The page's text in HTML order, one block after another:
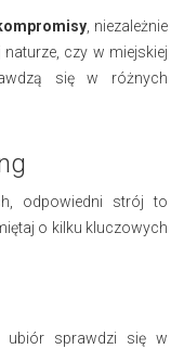
, niezależnie
czy w miejskiej
się w różnych
odpowiedni strój to
o kilku kluczowych
ubiór sprawdzi się w